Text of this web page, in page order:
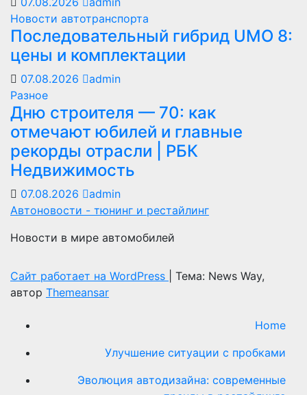
Новости автотранспорта
Последовательный гибрид UMO 8:
цены и комплектации
07.08.2026
admin
Разное
Дню строителя — 70: как
отмечают юбилей и главные
рекорды отрасли | РБК
Недвижимость
07.08.2026
admin
Автоновости - тюнинг и рестайлинг
Новости в мире автомобилей
Сайт работает на WordPress
Тема: News Way,
автор Themeansar
Home
Улучшение ситуации с пробками
Эволюция автодизайна: современные